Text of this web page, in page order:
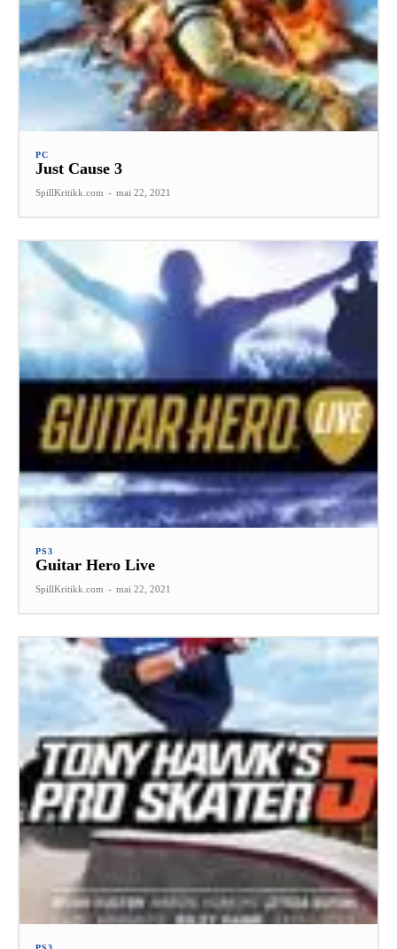
PC
Just Cause 3
SpillKritikk.com - mai 22, 2021
PS3
Guitar Hero Live
SpillKritikk.com - mai 22, 2021